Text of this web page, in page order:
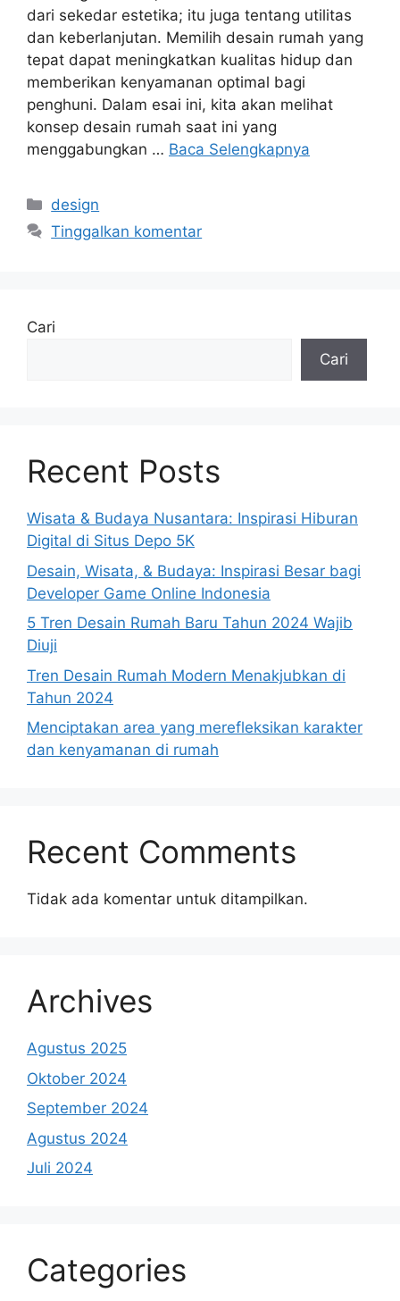
dari sekedar estetika; itu juga tentang utilitas
dan keberlanjutan. Memilih desain rumah yang
tepat dapat meningkatkan kualitas hidup dan
memberikan kenyamanan optimal bagi
penghuni. Dalam esai ini, kita akan melihat
konsep desain rumah saat ini yang
menggabungkan … Baca Selengkapnya
Kategori
design
Tinggalkan komentar
Cari
Cari
Recent Posts
Wisata & Budaya Nusantara: Inspirasi Hiburan
Digital di Situs Depo 5K
Desain, Wisata, & Budaya: Inspirasi Besar bagi
Developer Game Online Indonesia
5 Tren Desain Rumah Baru Tahun 2024 Wajib
Diuji
Tren Desain Rumah Modern Menakjubkan di
Tahun 2024
Menciptakan area yang merefleksikan karakter
dan kenyamanan di rumah
Recent Comments
Tidak ada komentar untuk ditampilkan.
Archives
Agustus 2025
Oktober 2024
September 2024
Agustus 2024
Juli 2024
Categories